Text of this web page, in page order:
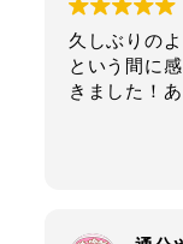
久しぶりの
という間に
きました！